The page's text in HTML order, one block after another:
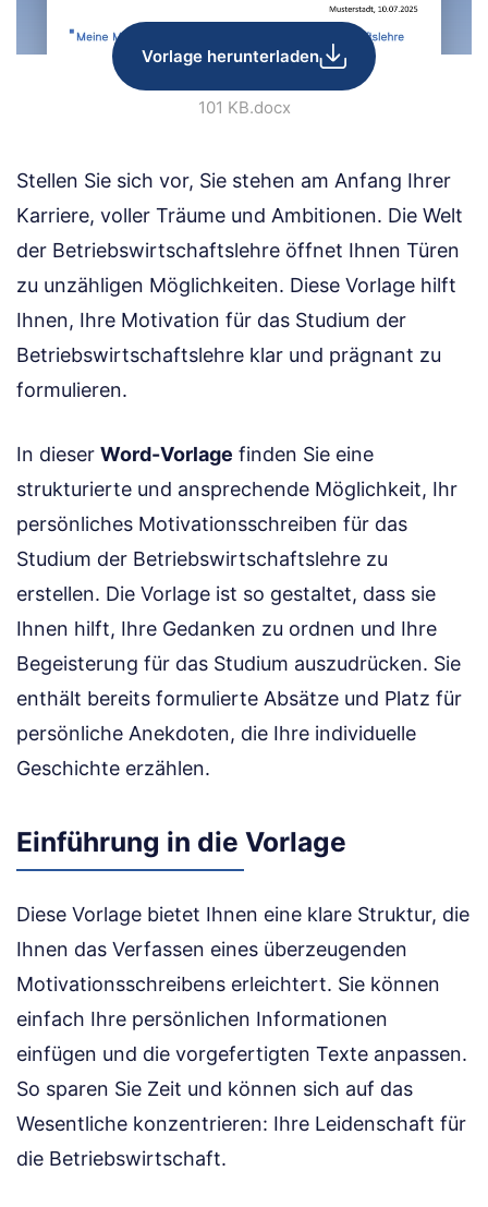
Vorlage herunterladen
101 KB.docx
Stellen Sie sich vor, Sie stehen am Anfang Ihrer
Karriere, voller Träume und Ambitionen. Die Welt
der Betriebswirtschaftslehre öffnet Ihnen Türen
zu unzähligen Möglichkeiten. Diese Vorlage hilft
Ihnen, Ihre Motivation für das Studium der
Betriebswirtschaftslehre klar und prägnant zu
formulieren.
In dieser Word-Vorlage finden Sie eine
strukturierte und ansprechende Möglichkeit, Ihr
persönliches Motivationsschreiben für das
Studium der Betriebswirtschaftslehre zu
erstellen. Die Vorlage ist so gestaltet, dass sie
Ihnen hilft, Ihre Gedanken zu ordnen und Ihre
Begeisterung für das Studium auszudrücken. Sie
enthält bereits formulierte Absätze und Platz für
persönliche Anekdoten, die Ihre individuelle
Geschichte erzählen.
Einführung in die Vorlage
Diese Vorlage bietet Ihnen eine klare Struktur, die
Ihnen das Verfassen eines überzeugenden
Motivationsschreibens erleichtert. Sie können
einfach Ihre persönlichen Informationen
einfügen und die vorgefertigten Texte anpassen.
So sparen Sie Zeit und können sich auf das
Wesentliche konzentrieren: Ihre Leidenschaft für
die Betriebswirtschaft.